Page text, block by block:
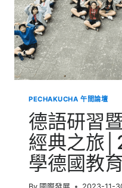
訪
│
飛
越
太
平
洋
一
場
逐
夢
之
旅
PECHAKUCHA 午間論壇
德語研習
經典之旅
學德國教